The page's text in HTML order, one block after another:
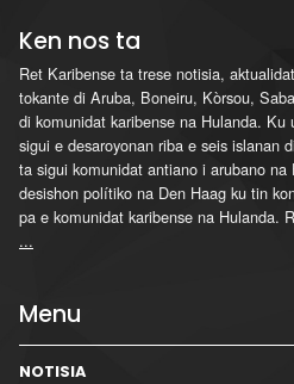
Ken nos ta
Ret Karibense ta trese notisia,
tokante di Aruba, Boneiru, Kòrsou,
di komunidat karibense na Hulanda.
sigui e desaroyonan riba e seis islanan
ta sigui komunidat antiano i arubano
desishon polítiko na Den Haag ku tin
pa e komunidat karibense na Hulanda.
...
Menu
NOTISIA